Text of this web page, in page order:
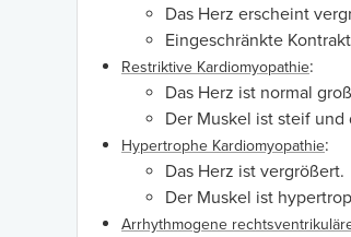
Das Herz erscheint
Eingeschränkte
Restriktive Kardiomyopathie:
Das Herz ist normal
Der Muskel ist steif
Hypertrophe Kardiomyopathie:
Das Herz ist vergrößert.
Der Muskel ist
Arrhythmogene